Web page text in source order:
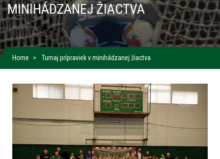
MINIHÁDZANEJ ŽIACTVA
Home Turnaj prípraviek v minihádzanej žiactva